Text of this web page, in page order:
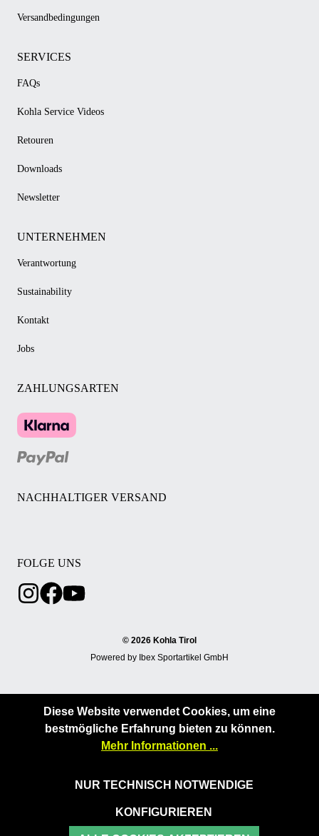
Versandbedingungen
SERVICES
FAQs
Kohla Service Videos
Retouren
Downloads
Newsletter
UNTERNEHMEN
Verantwortung
Sustainability
Kontakt
Jobs
ZAHLUNGSARTEN
NACHHALTIGER VERSAND
FOLGE UNS
© 2026 Kohla Tirol
Powered by Ibex Sportartikel GmbH
Diese Website verwendet Cookies, um eine
bestmögliche Erfahrung bieten zu können.
Mehr Informationen ...
NUR TECHNISCH NOTWENDIGE
KONFIGURIEREN